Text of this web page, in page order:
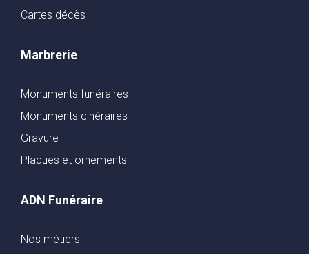
Cartes décès
Marbrerie
Monuments funéraires
Monuments cinéraires
Gravure
Plaques et ornements
ADN Funéraire
Nos métiers